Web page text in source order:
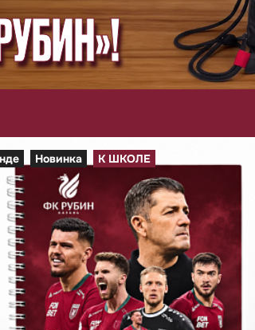
Новинка К ШКОЛЕ